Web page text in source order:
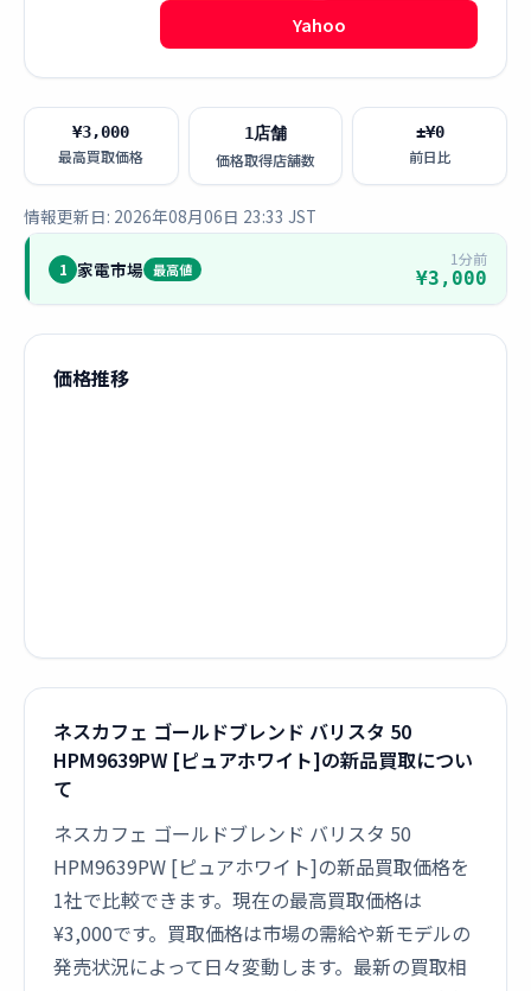
Yahoo
¥3,000
最高買取価格
1店舗
価格取得店舗数
±¥0
前日比
情報更新日: 2026年08月06日 23:33 JST
1 家電市場 最高値
1分前
¥3,000
価格推移
ネスカフェ ゴールドブレンド バリスタ 50
HPM9639PW [ピュアホワイト]の新品買取につい
て
ネスカフェ ゴールドブレンド バリスタ 50
HPM9639PW [ピュアホワイト]の新品買取価格を
1社で比較できます。現在の最高買取価格は
¥3,000です。買取価格は市場の需給や新モデルの
発売状況によって日々変動します。最新の買取相